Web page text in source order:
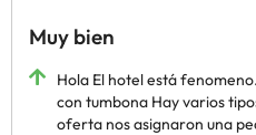
Muy bien
Hola El hotel está
con tumbona Hay varios
oferta nos asignaron una